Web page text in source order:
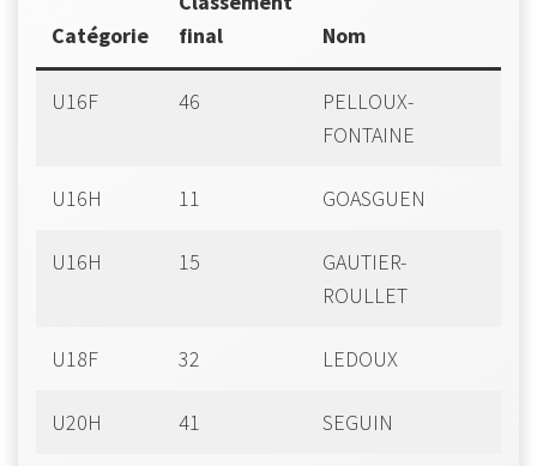
Catégorie
final
Nom
U16F 46
PELLOUX-
FONTAINE
U16H 11 GOASGUEN
U16H 15
GAUTIER-
ROULLET
U18F 32 LEDOUX
U20H 41 SEGUIN